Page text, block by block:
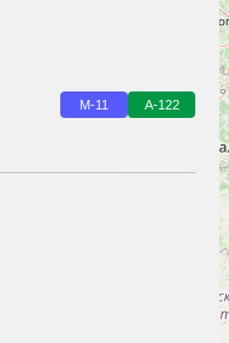
М-11 А-122